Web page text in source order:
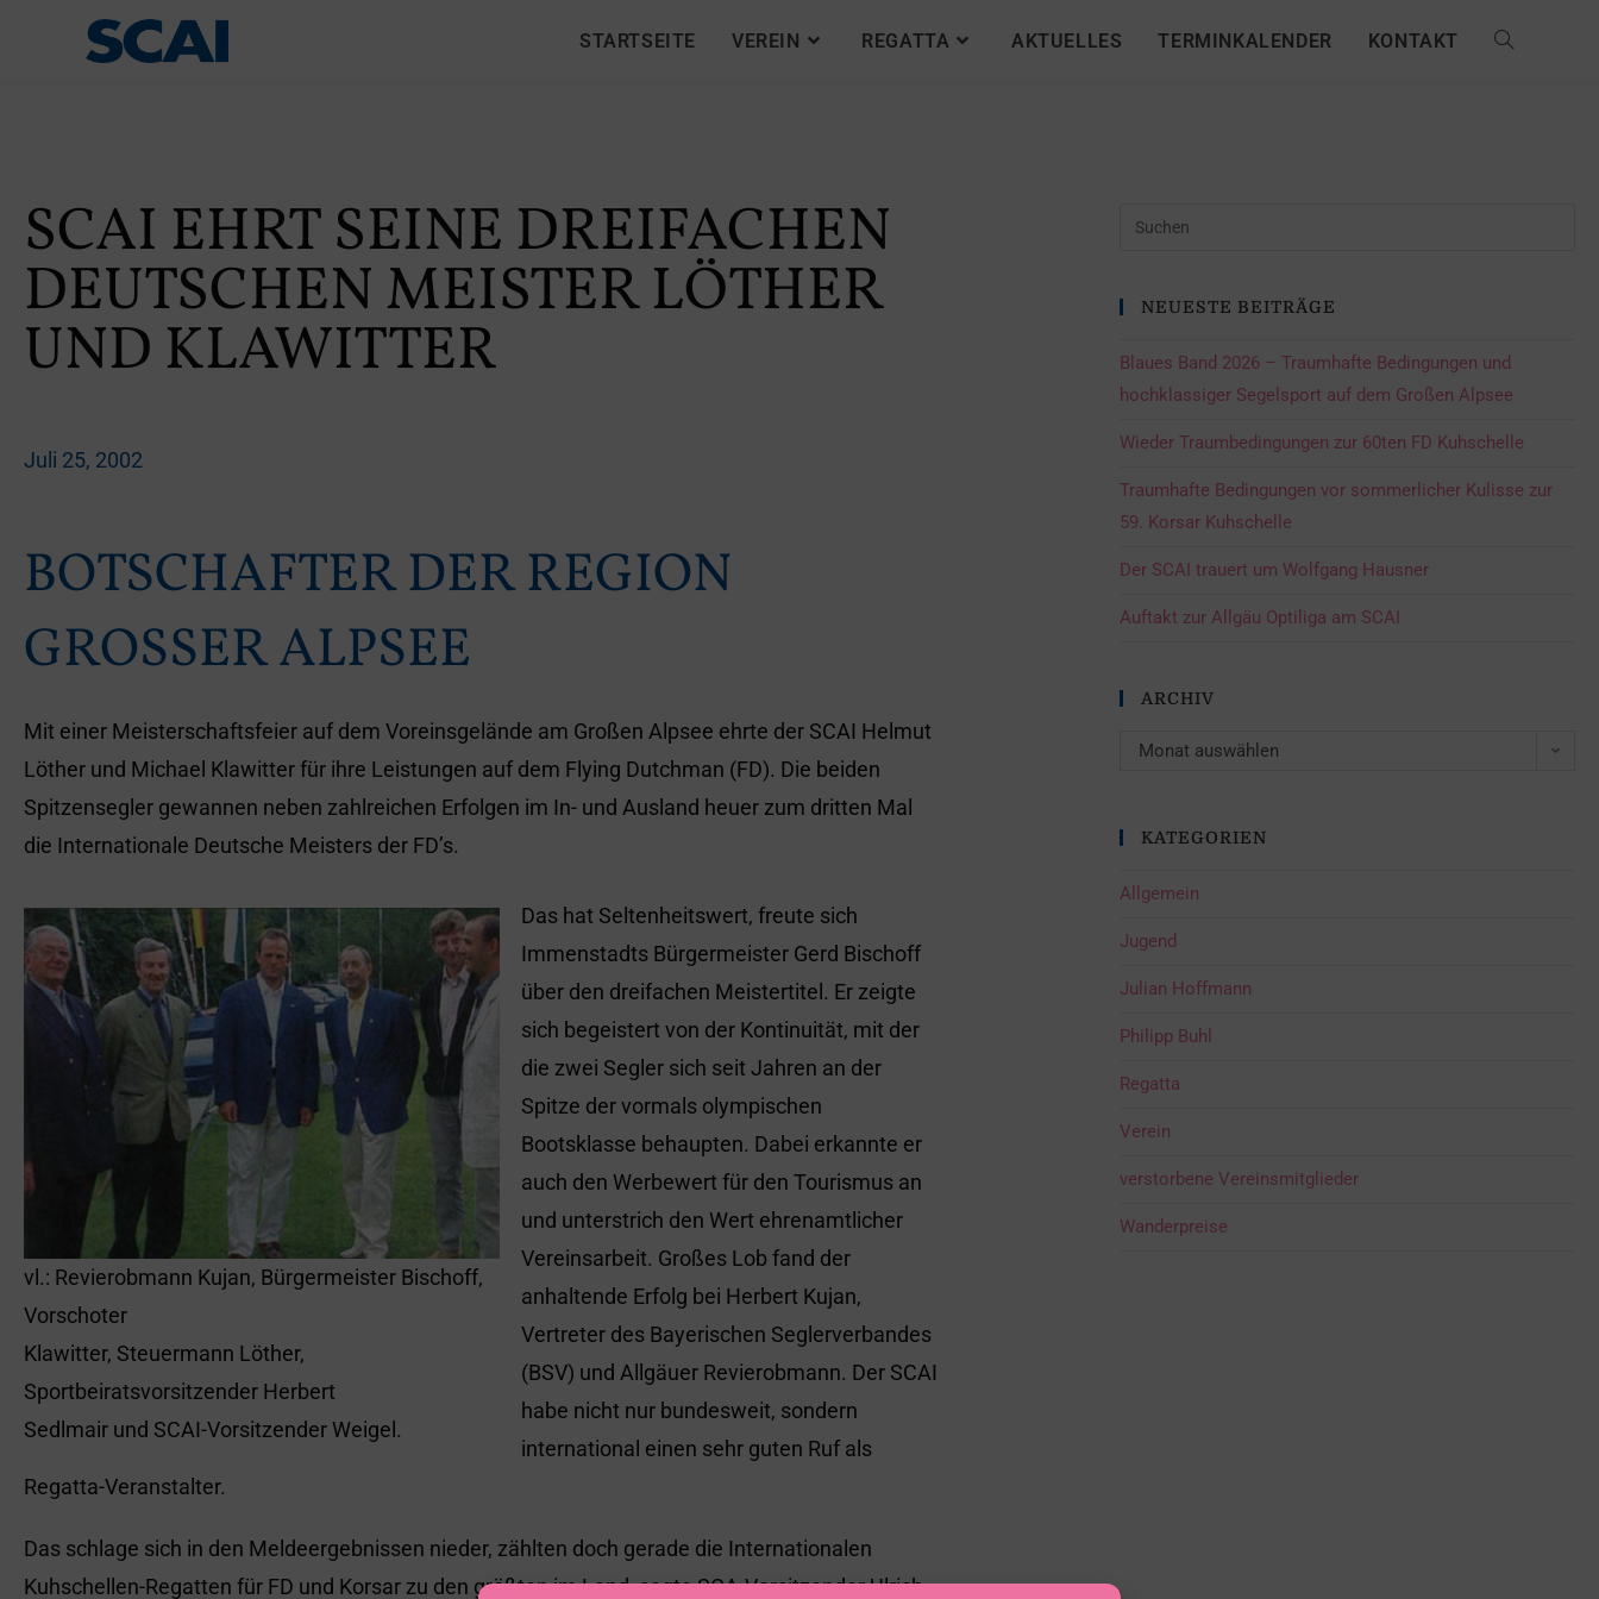
STARTSEITE VEREIN REGATTA AKTUELLES TERMINKALENDER KONTAKT
SCAI EHRT SEINE DREIFACHEN
DEUTSCHEN MEISTER LÖTHER
UND KLAWITTER
Juli 25, 2002
BOTSCHAFTER DER REGION
GROSSER ALPSEE
Mit einer Meisterschaftsfeier auf dem Voreinsgelände am Großen Alpsee ehrte der SCAI Helmut
Löther und Michael Klawitter für ihre Leistungen auf dem Flying Dutchman (FD). Die beiden
Spitzensegler gewannen neben zahlreichen Erfolgen im In- und Ausland heuer zum dritten Mal
die Internationale Deutsche Meisters der FD’s.
vl.: Revierobmann Kujan, Bürgermeister Bischoff,
Vorschoter
Klawitter, Steuermann Löther,
Sportbeiratsvorsitzender Herbert
Sedlmair und SCAI-Vorsitzender Weigel.
Das hat Seltenheitswert, freute sich
Immenstadts Bürgermeister Gerd Bischoff
über den dreifachen Meistertitel. Er zeigte
sich begeistert von der Kontinuität, mit der
die zwei Segler sich seit Jahren an der
Spitze der vormals olympischen
Bootsklasse behaupten. Dabei erkannte er
auch den Werbewert für den Tourismus an
und unterstrich den Wert ehrenamtlicher
Vereinsarbeit. Großes Lob fand der
anhaltende Erfolg bei Herbert Kujan,
Vertreter des Bayerischen Seglerverbandes
(BSV) und Allgäuer Revierobmann. Der SCAI
habe nicht nur bundesweit, sondern
international einen sehr guten Ruf als
Regatta-Veranstalter.
Das schlage sich in den Meldeergebnissen nieder, zählten doch gerade die Internationalen
Kuhschellen-Regatten für FD und Korsar zu den größten im Land, sagte SCA-Vorsitzender Ulrich
NEUESTE BEITRÄGE
Blaues Band 2026 – Traumhafte Bedingungen und
hochklassiger Segelsport auf dem Großen Alpsee
Wieder Traumbedingungen zur 60ten FD Kuhschelle
Traumhafte Bedingungen vor sommerlicher Kulisse zur
59. Korsar Kuhschelle
Der SCAI trauert um Wolfgang Hausner
Auftakt zur Allgäu Optiliga am SCAI
ARCHIV
Monat auswählen
KATEGORIEN
Allgemein
Jugend
Julian Hoffmann
Philipp Buhl
Regatta
Verein
verstorbene Vereinsmitglieder
Wanderpreise